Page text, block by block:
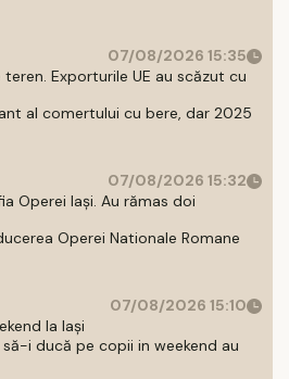
07/08/2026 15:35
Exporturile UE au scăzut cu
al comertului cu bere, dar 2025
07/08/2026 15:32
Operei Iași. Au rămas doi
Operei Nationale Romane
07/08/2026 15:10
la Iași
i ducă pe copii in weekend au